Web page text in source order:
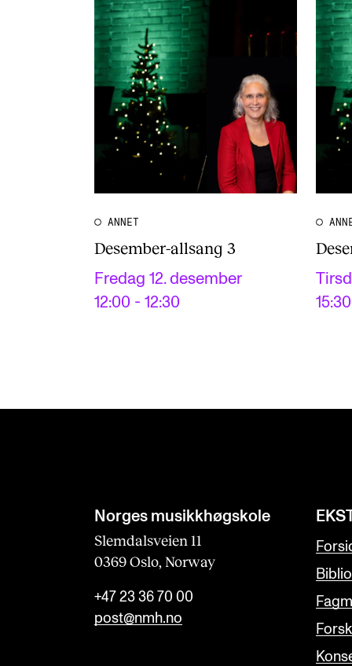
ANNET
Desember-allsang 3
Fredag 12. desember
12:00 - 12:30
Norges musikk­høgskole
Slemdalsveien 11
0369 Oslo, Norway
+47 23 36 70 00
post@nmh.no